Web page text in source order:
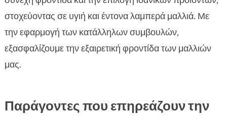
στοχεύοντας σε υγιή και έντονα λαμπερά μαλλιά. Με
την εφαρμογή των κατάλληλων συμβουλών,
εξασφαλίζουμε την εξαιρετική φροντίδα των μαλλιών
μας.
Παράγοντες που επηρεάζουν την